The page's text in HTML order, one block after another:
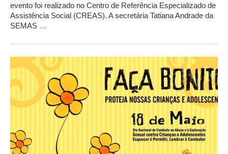
evento foi realizado no Centro de Referência Especializado de
Assistência Social (CREAS). A secretária Tatiana Andrade da
SEMAS …